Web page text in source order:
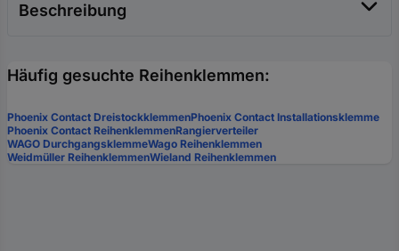
Beschreibung
Häufig gesuchte Reihenklemmen:
Phoenix Contact DreistockklemmenPhoenix Contact Installationsklemme
Phoenix Contact ReihenklemmenRangierverteiler
WAGO DurchgangsklemmeWago Reihenklemmen
Weidmüller ReihenklemmenWieland Reihenklemmen